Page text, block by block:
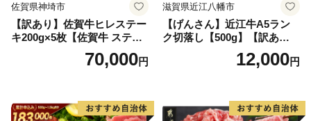
佐賀県神埼市
【訳あり】佐賀牛ヒレステー
キ200g×5枚【佐賀牛 ステー
キ ブランド肉 ヒレ肉 フィレ
肉 ジューシー ヘルシー】(H0
70,000円
滋賀県近江八幡市
【げんさん】近江牛A5ラン
ク切落し【500g】【訳あり】
12,000円